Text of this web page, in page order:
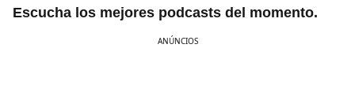
Escucha los mejores podcasts del momento.
ANÚNCIOS